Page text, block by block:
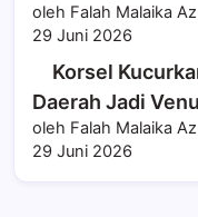
oleh Falah Malaika
29 Juni 2026
Korsel
Daerah Jadi
oleh Falah Malaika
29 Juni 2026